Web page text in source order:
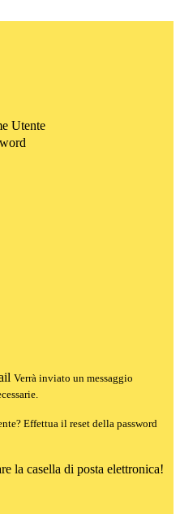
Utente
Verrà inviato un messaggio
Effettua il reset della password
la casella di posta elettronica!